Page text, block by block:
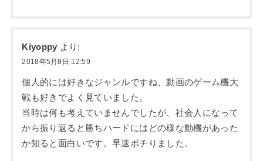
Kiyoppy より:
2018年5月8日 12:59
個人的には好きなジャンルですね、動画のゲーム機大
戦も好きでよく見ていました。
当時は何も考えていませんでしたが、社会人になって
から振り返ると勝ちハードにはどの様な動機があった
か知ると面白いです。早速ポチりました。